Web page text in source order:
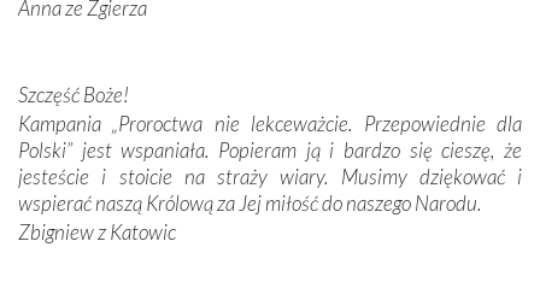
W miejscu objawień Matki Bożej zapaliliśmy świece
Podczas tej kilkudniowej wyprawy na każdym kroku
spotykaliśmy się z serdeczną otwartością
Portugalczyków. Podziwialiśmy ich ludową sztukę i
zwyczaje. Mimo że nasze kraje są od siebie bardzo
oddalone, w żaden sposób nie czuliśmy się obco.
Sprawiła to oczywiście sama Matka Boża, ale też
kulturowa bliskość biorąca swój początek w naszej
Anna ze Zgierza
Szczęść Boże!
Kampania „Proroctwa nie lekceważcie. Przepowiednie dla
Polski” jest wspaniała. Popieram ją i bardzo się cieszę, że
jesteście i stoicie na straży wiary. Musimy dziękować i
wspierać naszą Królową za Jej miłość do naszego Narodu.
Zbigniew z Katowic